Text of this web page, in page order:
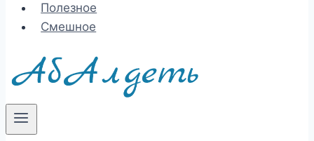
Полезное
Смешное